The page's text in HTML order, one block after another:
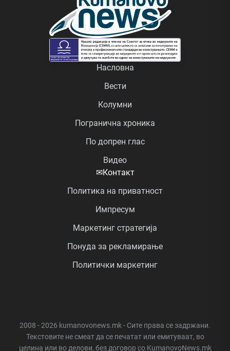
Насловна
Вести
Колумни
Погранична хроника
По допрен глас
Видео
✉Контакт
Политика на приватност
Импресум
Маркетинг стратегија
Понуда за рекламирање
Политички маркетинг
2008 - 2026 kumanovonews.mk - Сите права се задржани.
Текстовите не смеат да се печатат или емитуваат, во
целина или во делови, без договор со KumanovoNews.mk